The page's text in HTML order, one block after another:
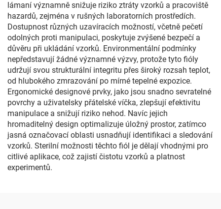
lámaní významně snižuje riziko ztráty vzorků a pracoviště
hazardů, zejména v rušných laboratorních prostředích.
Dostupnost různých uzavíracích možností, včetně pečetí
odolných proti manipulaci, poskytuje zvýšené bezpečí a
důvěru při ukládání vzorků. Environmentální podmínky
nepředstavují žádné významné výzvy, protože tyto fióly
udržují svou strukturální integritu přes široký rozsah teplot,
od hlubokého zmrazování po mírné tepelné expozice.
Ergonomické designové prvky, jako jsou snadno sevratelné
povrchy a uživatelsky přátelské víčka, zlepšují efektivitu
manipulace a snižují riziko nehod. Navíc jejich
hromaditelný design optimalizuje úložný prostor, zatímco
jasná označovací oblasti usnadňují identifikaci a sledování
vzorků. Sterilní možnosti těchto fiól je dělají vhodnými pro
citlivé aplikace, což zajistí čistotu vzorků a platnost
experimentů.